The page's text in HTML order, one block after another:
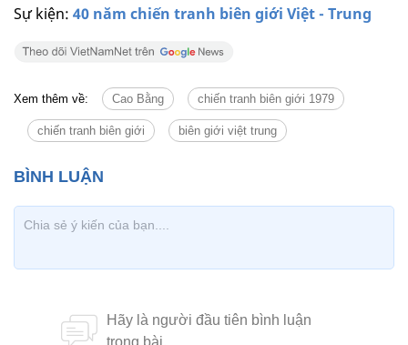
Sự kiện: 40 năm chiến tranh biên giới Việt - Trung
Xem thêm về: Cao Bằng chiến tranh biên giới 1979
chiến tranh biên giới biên giới việt trung